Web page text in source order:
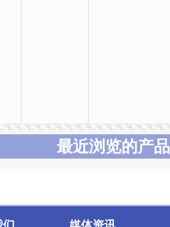
最近浏览的产品